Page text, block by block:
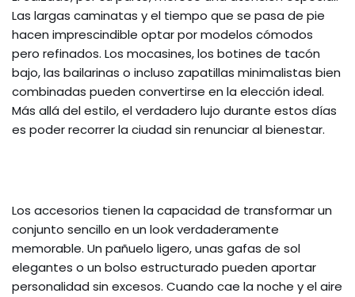
Las largas caminatas y el tiempo que se pasa de pie
hacen imprescindible optar por modelos cómodos
pero refinados. Los mocasines, los botines de tacón
bajo, las bailarinas o incluso zapatillas minimalistas bien
combinadas pueden convertirse en la elección ideal.
Más allá del estilo, el verdadero lujo durante estos días
es poder recorrer la ciudad sin renunciar al bienestar.
Los accesorios tienen la capacidad de transformar un
conjunto sencillo en un look verdaderamente
memorable. Un pañuelo ligero, unas gafas de sol
elegantes o un bolso estructurado pueden aportar
personalidad sin excesos. Cuando cae la noche y el aire